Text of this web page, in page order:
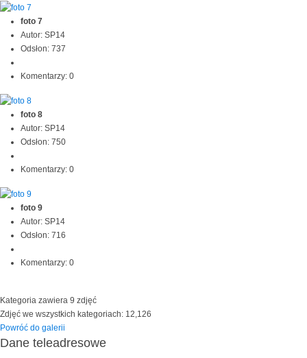
foto 7
Autor: SP14
Odsłon: 737
Komentarzy: 0
foto 8
Autor: SP14
Odsłon: 750
Komentarzy: 0
foto 9
Autor: SP14
Odsłon: 716
Komentarzy: 0
Kategoria zawiera 9 zdjęć
Zdjęć we wszystkich kategoriach: 12,126
Powróć do galerii
Dane teleadresowe